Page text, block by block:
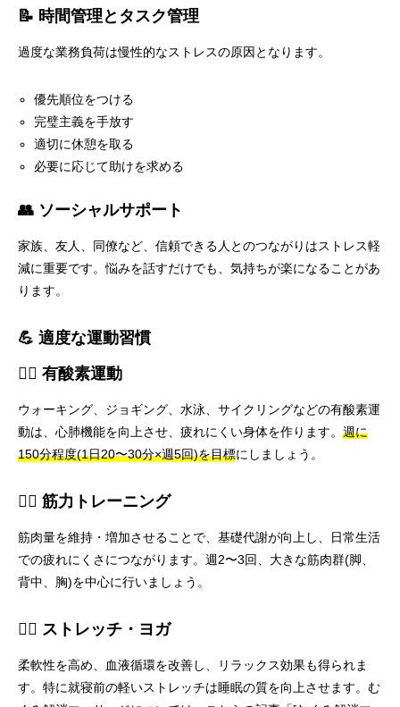
📝 時間管理とタスク管理
過度な業務負荷は慢性的なストレスの原因となります。
優先順位をつける
完璧主義を手放す
適切に休憩を取る
必要に応じて助けを求める
👥 ソーシャルサポート
家族、友人、同僚など、信頼できる人とのつながりはストレス軽
減に重要です。悩みを話すだけでも、気持ちが楽になることがあ
ります。
💪 適度な運動習慣
🏃‍♀️ 有酸素運動
ウォーキング、ジョギング、水泳、サイクリングなどの有酸素運
動は、心肺機能を向上させ、疲れにくい身体を作ります。 週に
150分程度(1日20〜30分×週5回)を目標にしましょう。
🏋️‍♂️ 筋力トレーニング
筋肉量を維持・増加させることで、基礎代謝が向上し、日常生活
での疲れにくさにつながります。週2〜3回、大きな筋肉群(脚、
背中、胸)を中心に行いましょう。
🧘‍♀️ ストレッチ・ヨガ
柔軟性を高め、血液循環を改善し、リラックス効果も得られま
す。特に就寝前の軽いストレッチは睡眠の質を向上させます。む